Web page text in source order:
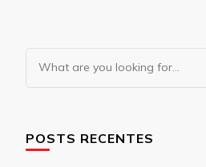
Looking
for
POSTS RECENTES